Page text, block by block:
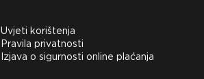
Uvjeti korištenja
Pravila privatnosti
Izjava o sigurnosti online plaćanja